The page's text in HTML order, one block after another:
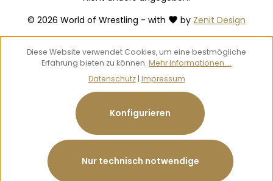
© 2026 World of Wrestling - with by Zenit Design
Diese Website verwendet Cookies, um eine bestmögliche
Erfahrung bieten zu können. Mehr Informationen ...
Datenschutz| Impressum
Nur technisch notwendige
Konfigurieren